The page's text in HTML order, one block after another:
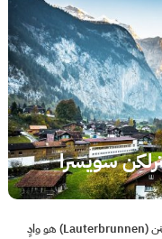
سويسرا
شلال وادي لوتربينن قرب انترلكن سويسرا وادي لوتربينن (Lauterbrunnen) هو وادٍ